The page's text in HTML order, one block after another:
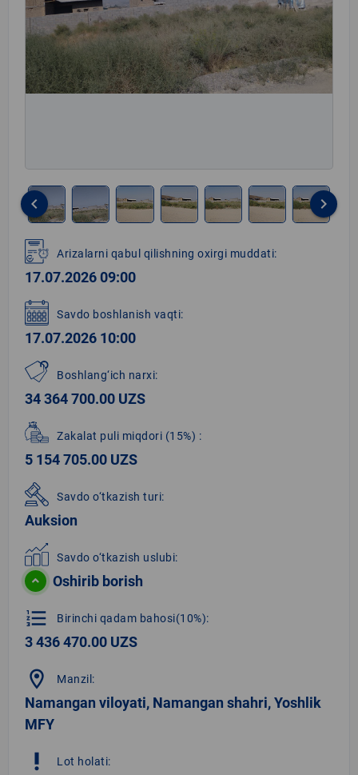
1
of
8
keyboard_arrow_left keyboard_arrow_right
Arizalarni qabul qilishning oxirgi muddati:
17.07.2026 09:00
Savdo boshlanish vaqti:
17.07.2026 10:00
Boshlang‘ich narxi:
34 364 700.00 UZS
Zakalat puli miqdori (15%) :
5 154 705.00 UZS
Savdo o‘tkazish turi:
Auksion
Savdo o‘tkazish uslubi:
Oshirib borish
format_list_numbered Birinchi qadam bahosi(10%):
3 436 470.00 UZS
location_on Manzil:
Namangan viloyati, Namangan shahri, Yoshlik
MFY
priority_high Lot holati: